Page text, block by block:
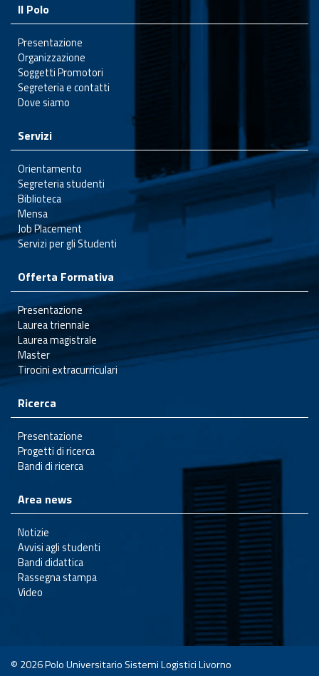
Il Polo
Presentazione
Organizzazione
Soggetti Promotori
Segreteria e contatti
Dove siamo
Servizi
Orientamento
Segreteria studenti
Biblioteca
Mensa
Job Placement
Servizi per gli Studenti
Offerta Formativa
Presentazione
Laurea triennale
Laurea magistrale
Master
Tirocini extracurriculari
Ricerca
Presentazione
Progetti di ricerca
Bandi di ricerca
Area news
Notizie
Avvisi agli studenti
Bandi didattica
Rassegna stampa
Video
© 2026Polo Universitario Sistemi Logistici Livorno